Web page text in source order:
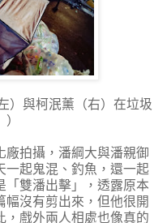
）與柯泯薰（右）在垃圾
廠拍攝，潘綱大與潘親御
一起鬼混、釣魚，還一起
「雙潘出擊」，透露原本
幅沒有剪出來，但他很開
，戲外兩人相處也像真的